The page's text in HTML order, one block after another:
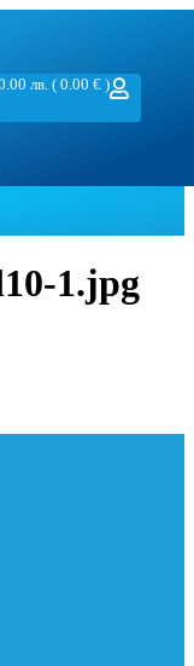
лв. ( 0.00 € )
1.jpg